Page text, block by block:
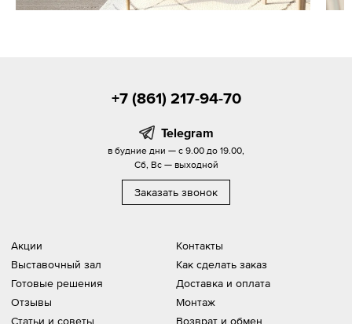
Акции
Выставочный зал
Готовые решения
Отзывы
Статьи и советы
Контакты
Как сделать заказ
Доставка и оплата
Монтаж
Возврат и обмен
+7 (861) 217-94-70
Telegram
в будние дни — с 9.00 до 19.00,
Сб, Вс — выходной
Заказать звонок